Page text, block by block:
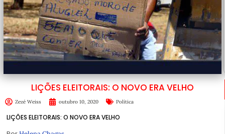
LIÇÕES ELEITORAIS: O NOVO ERA VELHO
Zezé Weiss outubro 10, 2020 Política
LIÇÕES ELEITORAIS: O NOVO ERA VELHO